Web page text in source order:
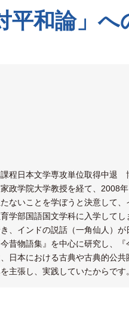
平和論」へ
程日本文学専攻単位取得中退
政学院大学教授を経て、2008
ないことを学ぼうと決意して
学部国語国文学科に入学して
、インドの説話（一角仙人）
昔物語集』を中心に研究し、
日本における古典や古典的公
主張し、実践していたからです。